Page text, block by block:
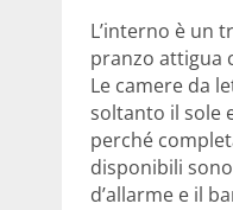
L’interno è un
pranzo attigua
Le camere da
soltanto il sole
perché
disponibili
d’allarme e il